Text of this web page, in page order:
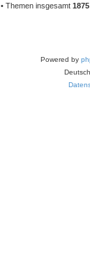
• Themen insgesamt 1875
Powered by